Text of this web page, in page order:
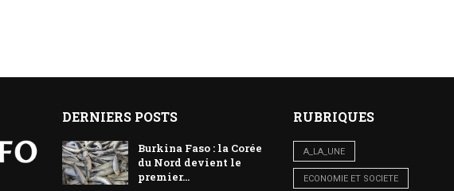
DERNIERS POSTS
Burkina Faso : la Corée
du Nord devient le
premier...
RUBRIQUES
A_LA_UNE
ECONOMIE ET SOCIETE